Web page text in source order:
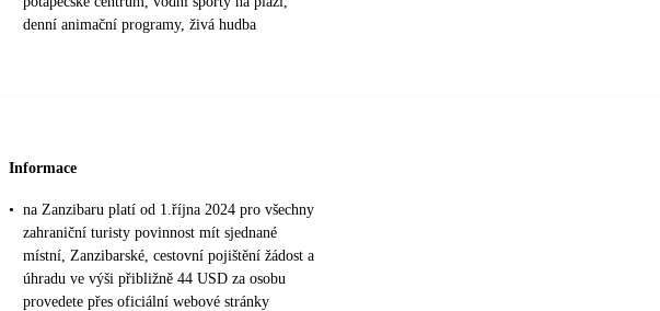
denní animační programy, živá hudba
Informace
• na Zanzibaru platí od 1.října 2024 pro všechny
zahraniční turisty povinnost mít sjednané
místní, Zanzibarské, cestovní pojištění žádost a
úhradu ve výši přibližně 44 USD za osobu
provedete přes oficiální webové stránky